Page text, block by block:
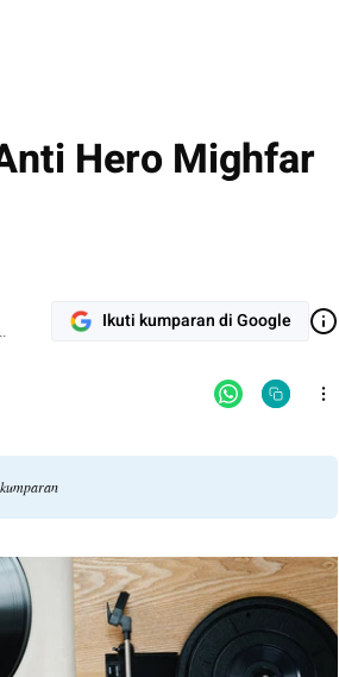
Hero Mighfar
Ikuti kumparan di Google